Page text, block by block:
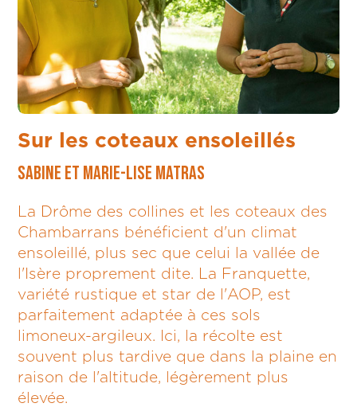
Sur les coteaux ensoleillés
SABINE ET MARIE-LISE MATRAS
La Drôme des collines et les coteaux des
Chambarrans bénéficient d'un climat
ensoleillé, plus sec que celui la vallée de
l'Isère proprement dite. La Franquette,
variété rustique et star de l'AOP, est
parfaitement adaptée à ces sols
limoneux-argileux. Ici, la récolte est
souvent plus tardive que dans la plaine en
raison de l'altitude, légèrement plus
élevée.